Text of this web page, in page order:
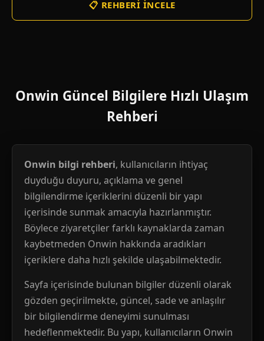
📋 REHBERI İNCELE
Onwin Güncel Bilgilere Hızlı Ulaşım
Rehberi
Onwin bilgi rehberi, kullanıcıların ihtiyaç
duyduğu duyuru, açıklama ve genel
bilgilendirme içeriklerini düzenli bir yapı
içerisinde sunmak amacıyla hazırlanmıştır.
Böylece ziyaretçiler farklı kaynaklarda zaman
kaybetmeden Onwin hakkında aradıkları
içeriklere daha hızlı şekilde ulaşabilmektedir.
Sayfa içerisinde bulunan bilgiler düzenli olarak
gözden geçirilmekte, güncel, sade ve anlaşılır
bir bilgilendirme deneyimi sunulması
hedeflenmektedir. Bu yapı, kullanıcıların Onwin